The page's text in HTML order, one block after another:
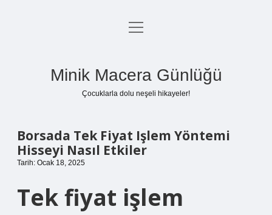
Anasayfa
menüyü
Minik Macera Günlüğü
Çocuklarla dolu neşeli hikayeler!
Borsada Tek Fiyat Işlem Yöntemi
Hisseyi Nasıl Etkiler
Tarih: Ocak 18, 2025
Tek fiyat işlem